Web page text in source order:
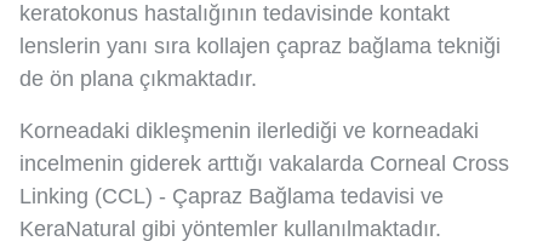
keratokonus hastalığının tedavisinde kontakt
lenslerin yanı sıra kollajen çapraz bağlama tekniği
de ön plana çıkmaktadır.
Korneadaki dikleşmenin ilerlediği ve korneadaki
incelmenin giderek arttığı vakalarda Corneal Cross
Linking (CCL) - Çapraz Bağlama tedavisi ve
KeraNatural gibi yöntemler kullanılmaktadır.